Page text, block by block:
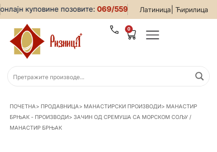
Латиница Ћирилица
куповине позовите:069/5599-019• За све
0
ПОЧЕТНА> ПРОДАВНИЦА> МАНАСТИРСКИ ПРОИЗВОДИ> МАНАСТИР
БРЊАК - ПРОИЗВОДИ> ЗАЧИН ОД СРЕМУША СА МОРСКОМ СОЉУ /
МАНАСТИР БРЊАК